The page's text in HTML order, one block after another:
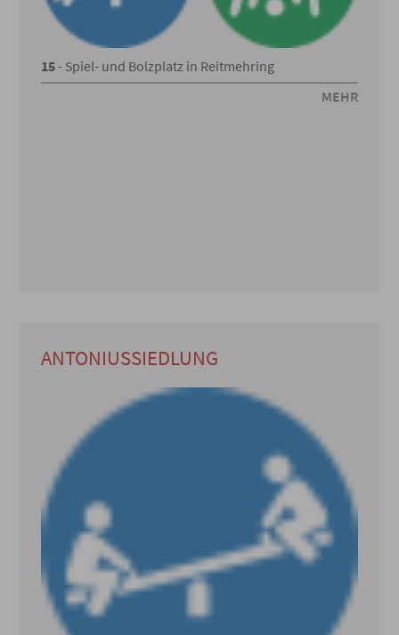
15- Spiel- und Bolzplatz in Reitmehring
MEHR
ANTONIUSSIEDLUNG